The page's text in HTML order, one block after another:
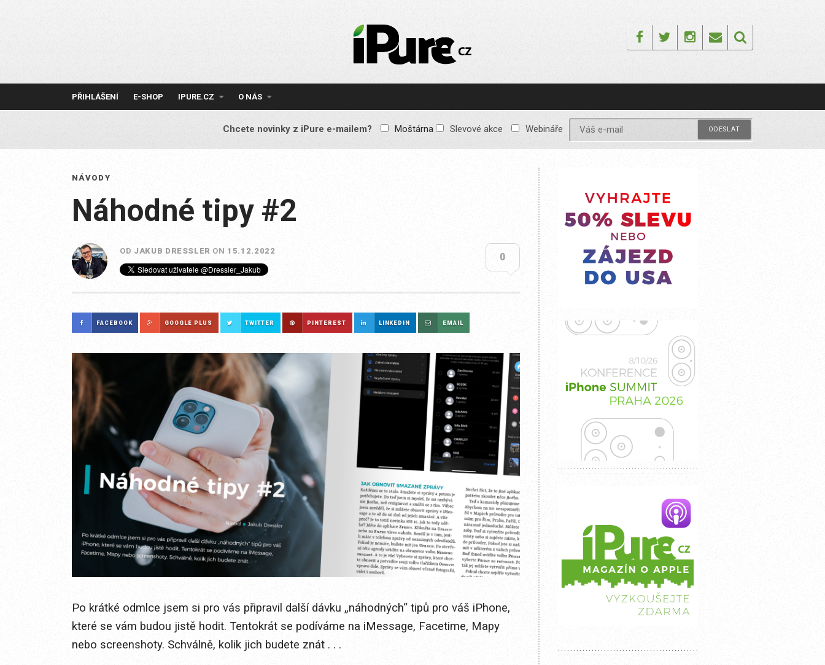
IPURE.CZ
Prémiový Apple e-
reklamy, žádné
obsah pro všechny
FacebookTwitterInstagram
Email
PŘIHLÁŠENÍ E-SHOP IPURE.CZ O NÁS
Chcete novinky z iPure e-mailem? Moštárna Slevové akce Webináře
NÁVODY
Náhodné tipy #2
OD JAKUB DRESSLER ON 15.12.2022
0
FACEBOOK GOOGLE PLUS TWITTER PINTEREST LINKEDIN EMAIL
Po krátké odmlce jsem si pro vás připravil další dávku „náhodných“ tipů pro váš iPhone,
které se vám budou jistě hodit. Tentokrát se podíváme na iMessage, Facetime, Mapy
nebo screenshoty. Schválně, kolik jich budete znát . . .